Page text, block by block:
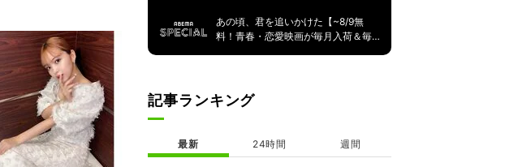
あの頃、君を追いかけた【~8/9無
料！青春・恋愛映画が毎月入荷＆毎
記事ランキング
最新 24時間 週間